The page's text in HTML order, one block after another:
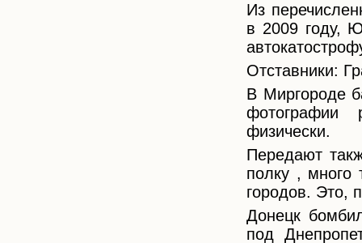
Из
в 2009 году,
Отставники:
В Миргороде
фотографии
физически.
Передают
полку , много
городов. Это,
Донецк
под